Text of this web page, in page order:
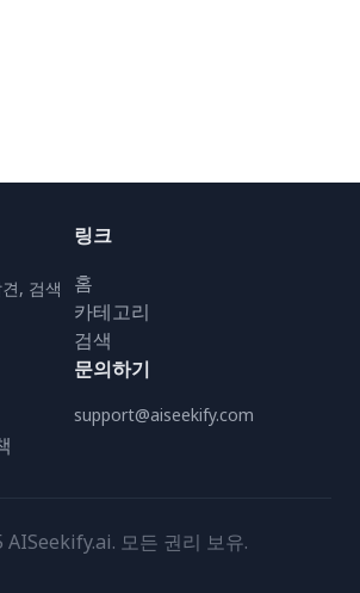
, 검색
링크
홈
카테고리
검색
문의하기
support@aiseekify.com
모든 권리 보유.